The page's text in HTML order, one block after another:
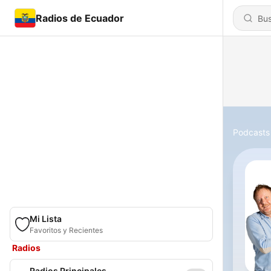
Radios de Ecuador
Mi Lista
Favoritos y Recientes
Radios
Podcasts